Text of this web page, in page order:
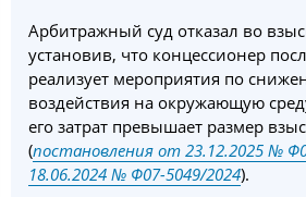
Арбитражный суд отказал во
установив, что концессионер
реализует мероприятия по
воздействия на окружающую
его затрат превышает размер
(постановления от 23.12.2025 №
18.06.2024 № Ф07-5049/2024).